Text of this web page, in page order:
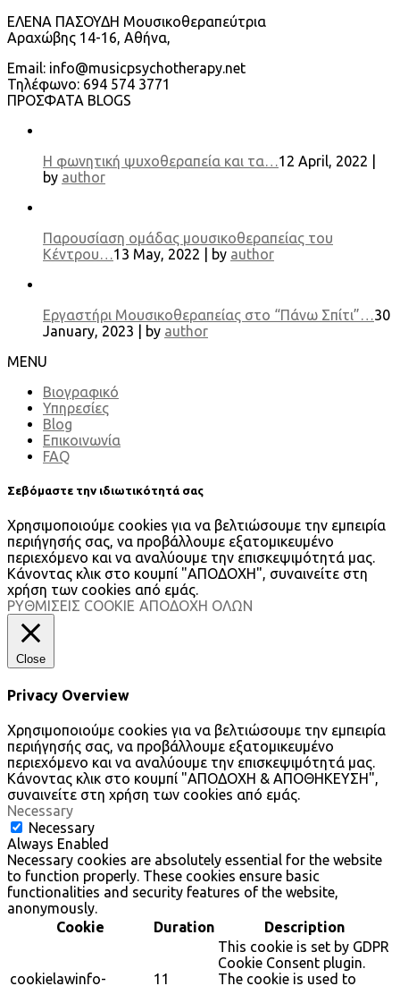
ΕΛΕΝΑ ΠΑΣΟΥΔΗ Μουσικοθεραπεύτρια
Αραχώβης 14-16, Αθήνα,
Email: info@musicpsychotherapy.net
Τηλέφωνο: 694 574 3771
ΠΡΟΣΦΑΤΑ BLOGS
Η φωνητική ψυχοθεραπεία και τα… 12 April, 2022 |
by author
Παρουσίαση ομάδας μουσικοθεραπείας του
Κέντρου… 13 May, 2022 | by author
Εργαστήρι Μουσικοθεραπείας στο “Πάνω Σπίτι”… 30
January, 2023 | by author
MENU
Βιογραφικό
Υπηρεσίες
Blog
Επικοινωνία
FAQ
Σεβόμαστε την ιδιωτικότητά σας
Χρησιμοποιούμε cookies για να βελτιώσουμε την εμπειρία
περιήγησής σας, να προβάλλουμε εξατομικευμένο
περιεχόμενο και να αναλύουμε την επισκεψιμότητά μας.
Κάνοντας κλικ στο κουμπί "ΑΠΟΔΟΧΗ", συναινείτε στη
χρήση των cookies από εμάς.
ΡΥΘΜΙΣΕΙΣ COOKIE ΑΠΟΔΟΧΗ ΟΛΩΝ
Close
Privacy Overview
Χρησιμοποιούμε cookies για να βελτιώσουμε την εμπειρία
περιήγησής σας, να προβάλλουμε εξατομικευμένο
περιεχόμενο και να αναλύουμε την επισκεψιμότητά μας.
Κάνοντας κλικ στο κουμπί "ΑΠΟΔΟΧΗ & ΑΠΟΘΗΚΕΥΣΗ",
συναινείτε στη χρήση των cookies από εμάς.
Necessary
Necessary
Always Enabled
Necessary cookies are absolutely essential for the website
to function properly. These cookies ensure basic
functionalities and security features of the website,
anonymously.
Cookie
Duration Description
cookielawinfo-
11
This cookie is set by GDPR
Cookie Consent plugin.
The cookie is used to